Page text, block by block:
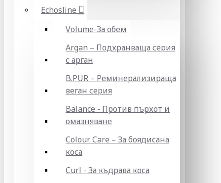
Echosline
Volume-За обем
Argan – Подхранваща серия
с арган
B.PUR – Реминерализираща
веган серия
Balance - Против пърхот и
омазняване
Colour Care – За боядисана
коса
Curl - За къдрава коса